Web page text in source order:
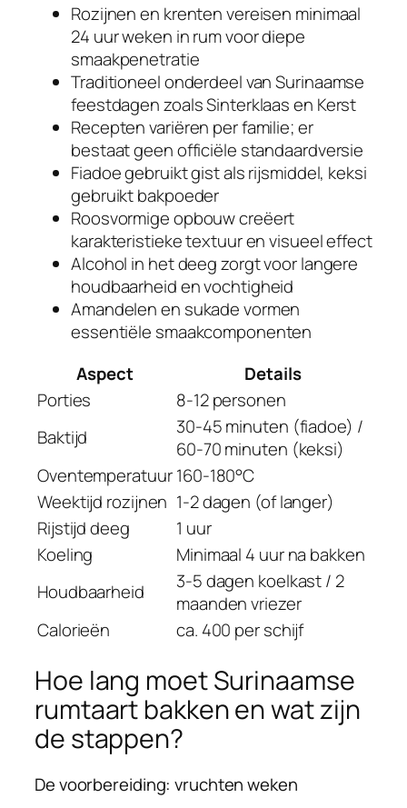
Rozijnen en krenten vereisen minimaal
24 uur weken in rum voor diepe
smaakpenetratie
Traditioneel onderdeel van Surinaamse
feestdagen zoals Sinterklaas en Kerst
Recepten variëren per familie; er
bestaat geen officiële standaardversie
Fiadoe gebruikt gist als rijsmiddel, keksi
gebruikt bakpoeder
Roosvormige opbouw creëert
karakteristieke textuur en visueel effect
Alcohol in het deeg zorgt voor langere
houdbaarheid en vochtigheid
Amandelen en sukade vormen
essentiële smaakcomponenten
Aspect
Details
Porties
8-12 personen
Baktijd
30-45 minuten (fiadoe) /
60-70 minuten (keksi)
Oventemperatuur 160-180°C
Weektijd rozijnen 1-2 dagen (of langer)
Rijstijd deeg
1 uur
Koeling
Minimaal 4 uur na bakken
Houdbaarheid
3-5 dagen koelkast / 2
maanden vriezer
Calorieën
ca. 400 per schijf
Hoe lang moet Surinaamse
rumtaart bakken en wat zijn
de stappen?
De voorbereiding: vruchten weken